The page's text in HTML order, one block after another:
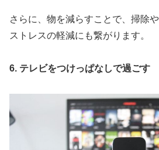
さらに、物を減らすことで、掃除
ストレスの軽減にも繋がります。
6. テレビをつけっぱなしで過ごす